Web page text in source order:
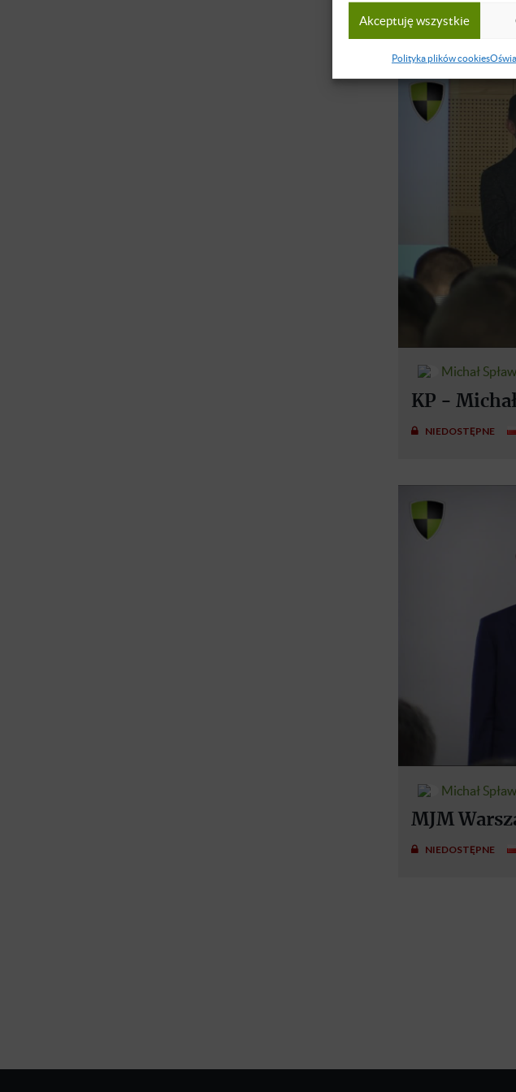
Akceptuję wszystkie
Polityka plików cookies
Michał
KP -
NIEDOSTĘPNE
Michał
MJM
NIEDOSTĘPNE